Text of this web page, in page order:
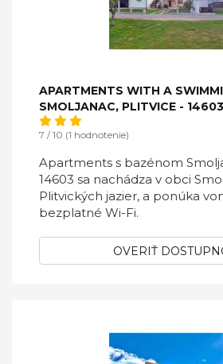
APARTMENTS WITH A
SMOLJANAC, PLITVICE - 14603
7 / 10 (1 hodnotenie)
Apartments s bazénom
14603 sa nachádza v obci
Plitvických jazier, a ponúka
bezplatné Wi-Fi.
OVERIŤ